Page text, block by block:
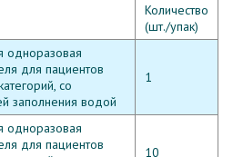
Количество
(шт./упак)
одноразовая
для пациентов
со
заполнения водой
1
одноразовая
для пациентов
10